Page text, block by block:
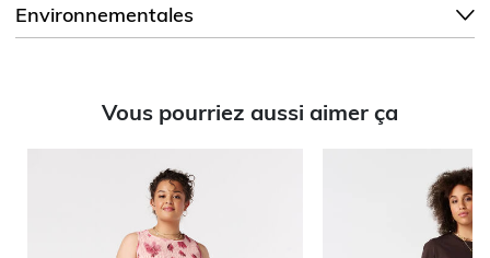
Environnementales
Vous pourriez aussi aimer ça